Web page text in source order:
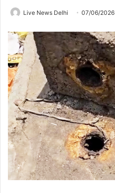
Live News Delhi 07/06/2026